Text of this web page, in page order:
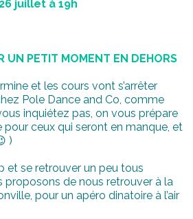
juillet à 19h
UN PETIT MOMENT EN DEHORS
et les cours vont s’arrêter
Pole Dance and Co, comme
inquiétez pas, on vous prépare
ceux qui seront en manque, et
)
et se retrouver un peu tous
proposons de nous retrouver à la
pour un apéro dinatoire à l’air